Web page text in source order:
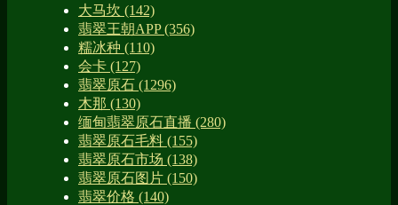
大马坎 (142)
翡翠王朝APP(356)
糯冰种 (110)
会卡 (127)
翡翠原石 (1296)
木那 (130)
缅甸翡翠原石直播 (280)
翡翠原石毛料 (155)
翡翠原石市场 (138)
翡翠原石图片 (150)
翡翠价格 (140)